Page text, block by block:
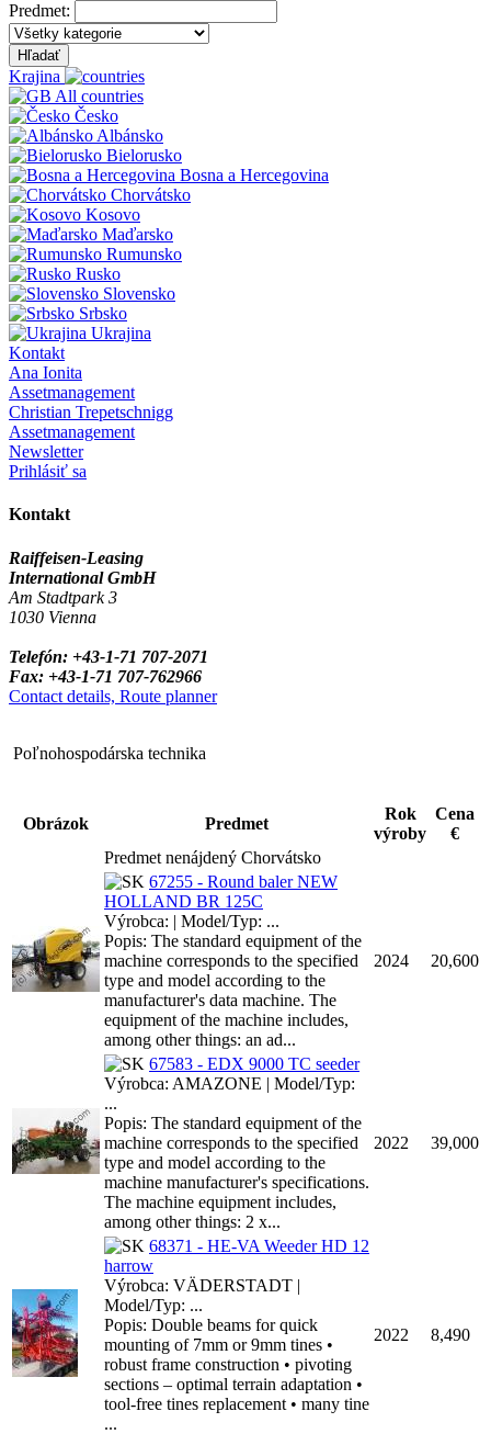
Predmet:
Hľadať
Krajina
All countries
Česko
Albánsko
Bielorusko
Bosna a Hercegovina
Chorvátsko
Kosovo
Maďarsko
Rumunsko
Rusko
Slovensko
Srbsko
Ukrajina
Kontakt
Ana Ionita
Assetmanagement
Christian Trepetschnigg
Assetmanagement
Newsletter
Prihlásiť sa
Kontakt
Raiffeisen-Leasing
International GmbH
Am Stadtpark 3
1030 Vienna
Telefón: +43-1-71 707-2071
Fax: +43-1-71 707-762966
Contact details, Route planner
Poľnohospodárska technika
Obrázok Predmet
Rok
výroby
Cena
€
Predmet nenájdený Chorvátsko
67255 - Round baler NEW
HOLLAND BR 125C
Výrobca: | Model/Typ: ...
Popis: The standard equipment of the
machine corresponds to the specified
type and model according to the
manufacturer's data machine. The
equipment of the machine includes,
among other things: an ad...
2024 20,600
67583 - EDX 9000 TC seeder
Výrobca: AMAZONE | Model/Typ:
...
Popis: The standard equipment of the
machine corresponds to the specified
type and model according to the
machine manufacturer's specifications.
The machine equipment includes,
among other things: 2 x...
2022 39,000
68371 - HE-VA Weeder HD 12
harrow
Výrobca: VÄDERSTADT |
Model/Typ: ...
Popis: Double beams for quick
mounting of 7mm or 9mm tines •
robust frame construction • pivoting
sections – optimal terrain adaptation •
tool-free tines replacement • many tine
...
2022 8,490